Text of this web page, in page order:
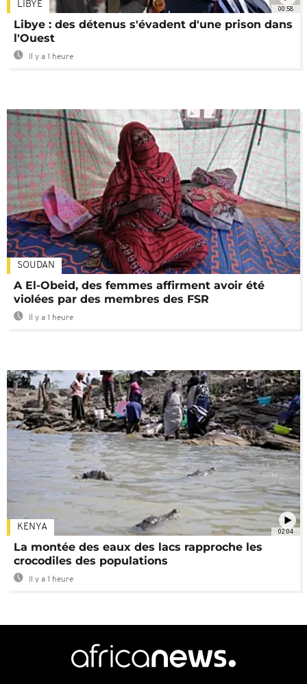
00:58
LIBYE
Libye : des détenus s'évadent d'une prison dans
l'Ouest
Il y a 1 heure
SOUDAN
A El-Obeid, des femmes affirment avoir été
violées par des membres des FSR
Il y a 1 heure
02:04
KENYA
La montée des eaux des lacs rapproche les
crocodiles des populations
Il y a 1 heure